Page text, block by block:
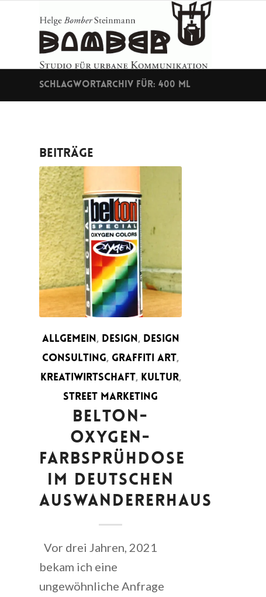
Schlagwortarchiv für: 400 ml
Beiträge
ALLGEMEIN, DESIGN, DESIGN
CONSULTING,GRAFFITI ART,
KREATIWIRTSCHAFT, KULTUR,
STREET MARKETING
BELTON-
OXYGEN-
FARBSPRÜHDOSE
IM DEUTSCHEN
AUSWANDERERHAUS
Vor drei Jahren, 2021
bekam ich eine
ungewöhnliche Anfrage